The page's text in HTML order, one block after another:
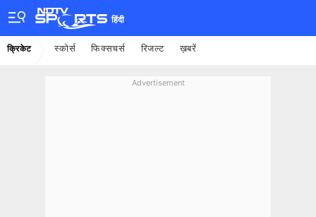
हिंदी
क्रिकेट स्कोर्स फिक्सचर्स रिजल्ट ख़बरें
Advertisement